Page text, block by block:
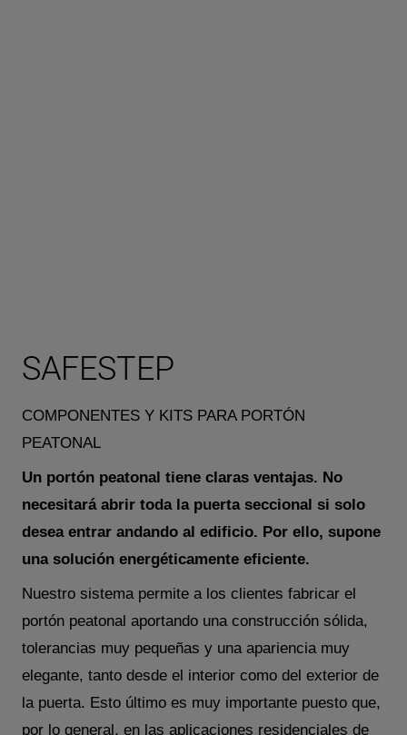
SAFESTEP
COMPONENTES Y KITS PARA PORTÓN
PEATONAL
Un portón peatonal tiene claras ventajas. No
necesitará abrir toda la puerta seccional si solo
desea entrar andando al edificio. Por ello, supone
una solución energéticamente eficiente.
Nuestro sistema permite a los clientes fabricar el
portón peatonal aportando una construcción sólida,
tolerancias muy pequeñas y una apariencia muy
elegante, tanto desde el interior como del exterior de
la puerta. Esto último es muy importante puesto que,
por lo general, en las aplicaciones residenciales de